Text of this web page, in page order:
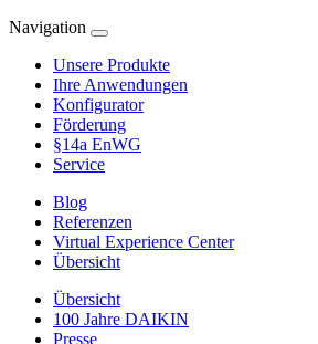
Navigation
Unsere Produkte
Ihre Anwendungen
Konfigurator
Förderung
§14a EnWG
Service
Blog
Referenzen
Virtual Experience Center
Übersicht
Übersicht
100 Jahre DAIKIN
Presse